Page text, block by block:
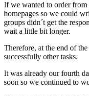
If we wanted to order from
homepages so we could
groups didn´t get the
wait a little bit longer.
Therefore, at the end of
successfully other tasks.
It was already our fourth
soon so we continued to